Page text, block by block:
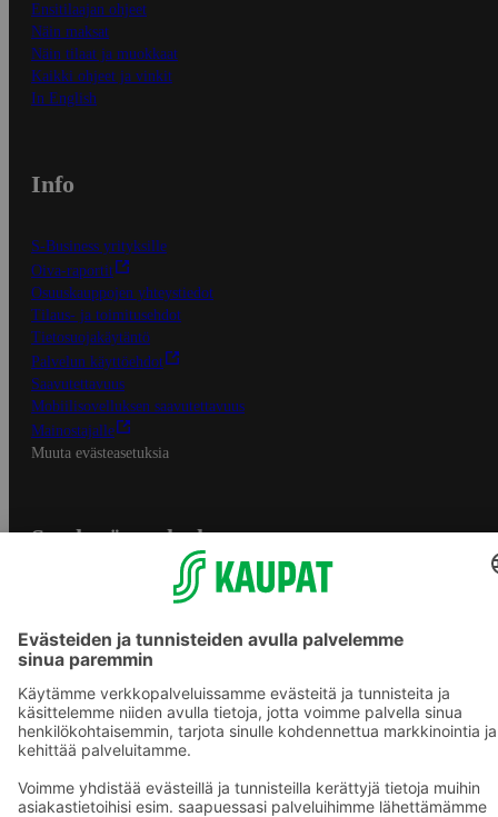
Ensitilaajan ohjeet
Näin maksat
Näin tilaat ja muokkaat
Kaikki ohjeet ja vinkit
In English
Info
S-Business yrityksille
Oiva-raportit
Osuuskauppojen yhteystiedot
Tilaus- ja toimitusehdot
Tietosuojakäytäntö
Palvelun käyttöehdot
Saavutettavuus
Mobiilisovelluksen saavutettavuus
Mainostajalle
Muuta evästeasetuksia
S-ryhmän palvelut
Yhteishyvä Ruoka -sovellus
S-ostoslista -sovellus
Prisma.fi
Sokos.fi
S-Pankki
Sokos Hotels